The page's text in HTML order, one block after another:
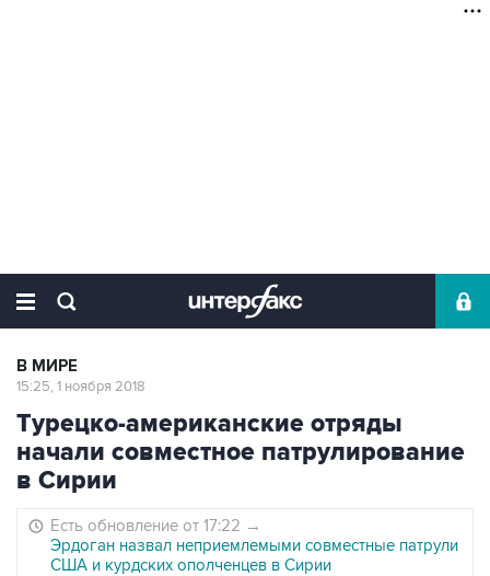
В МИРЕ
15:25, 1 ноября 2018
Турецко-американские отряды
начали совместное патрулирование
в Сирии
Есть обновление от 17:22 →
Эрдоган назвал неприемлемыми совместные патрули
США и курдских ополченцев в Сирии